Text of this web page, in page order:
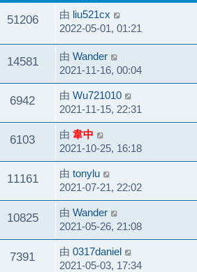
51206 由 liu521cx
2022-05-01, 01:21
14581 由 Wander
2021-11-16, 00:04
6942 由 Wu721010
2021-11-15, 22:31
6103 由 韋中
2021-10-25, 16:18
11161 由 tonylu
2021-07-21, 22:02
10825 由 Wander
2021-05-26, 21:08
7391 由 0317daniel
2021-05-03, 17:34